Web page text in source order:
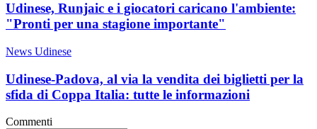
Udinese, Runjaic e i giocatori caricano l'ambiente:
"Pronti per una stagione importante"
News Udinese
Udinese-Padova, al via la vendita dei biglietti per la
sfida di Coppa Italia: tutte le informazioni
Commenti